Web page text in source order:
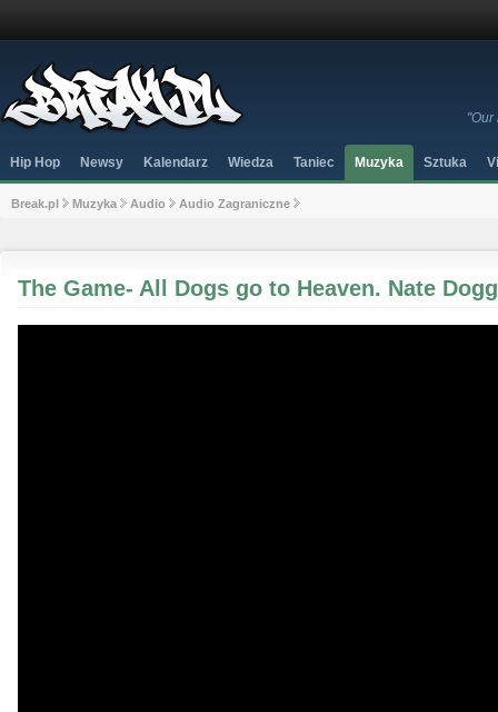
Hip Hop Newsy Kalendarz Wiedza Taniec Muzyka Sztuka
Break.pl Muzyka Audio Audio Zagraniczne
The Game- All Dogs go to Heaven. Nate